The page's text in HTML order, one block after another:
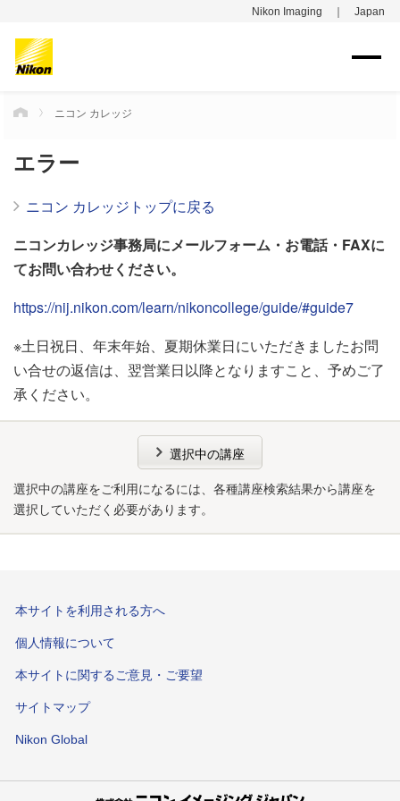
Nikon Imaging ｜ Japan
HOMEニコン カレッジ
エラー
ニコン カレッジトップに戻る
ニコンカレッジ事務局にメールフォーム・お電話・FAXに
てお問い合わせください。
https://nij.nikon.com/learn/nikoncollege/guide/#guide7
※土日祝日、年末年始、夏期休業日にいただきましたお問
い合せの返信は、翌営業日以降となりますこと、予めご了
承ください。
選択中の講座
選択中の講座をご利用になるには、各種講座検索結果から講座を
選択していただく必要があります。
本サイトを利用される方へ
個人情報について
本サイトに関するご意見・ご要望
サイトマップ
Nikon Global